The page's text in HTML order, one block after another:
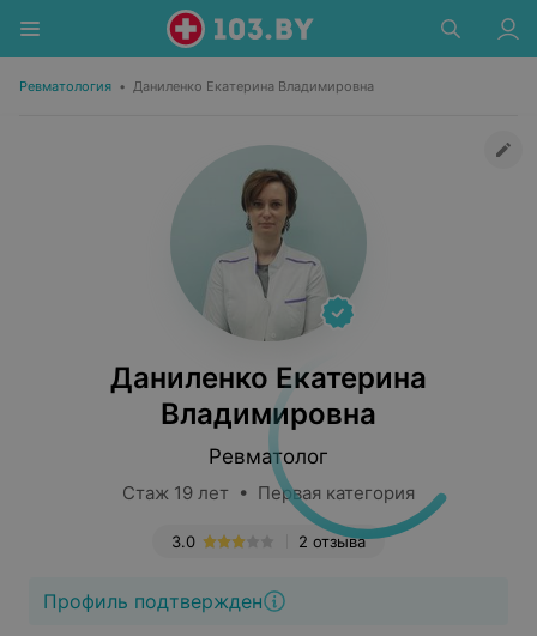
Ревматология • Даниленко Екатерина Владимировна
Даниленко Екатерина
Владимировна
Ревматолог
Стаж 19 лет • Первая категория
2 отзыва
3.0
Профиль подтвержден